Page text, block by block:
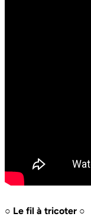
○ Le fil à tricoter ○